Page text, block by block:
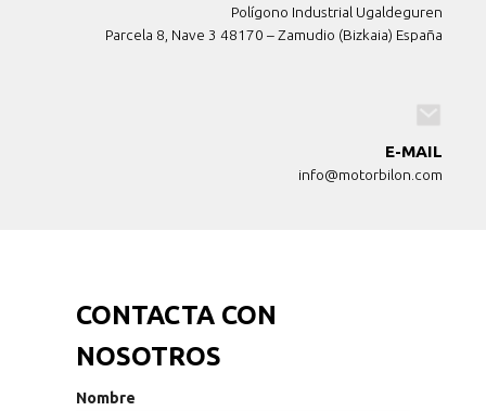
Polígono Industrial Ugaldeguren
Parcela 8, Nave 3 48170 – Zamudio (Bizkaia) España
E-MAIL
info@motorbilon.com
CONTACTA CON
NOSOTROS
Nombre